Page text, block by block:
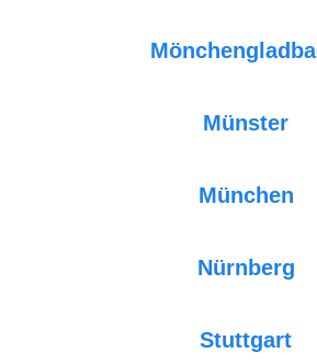
Münster
München
Nürnberg
Stuttgart